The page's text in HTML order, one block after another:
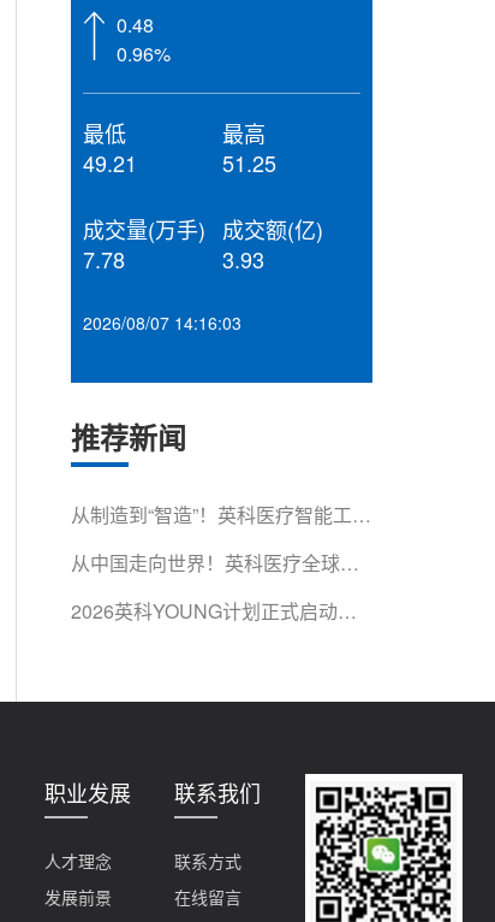
0.48
0.96%
最低
49.21
最高
51.25
成交量(万手)
7.78
成交额(亿)
3.93
2026/08/07 14:16:03
推荐新闻
从制造到“智造”！英科医疗智能工厂
获省级认证
从中国走向世界！英科医疗全球影
响力再获权威认可
2026英科YOUNG计划正式启动！
职业发展
人才理念
发展前景
联系我们
联系方式
在线留言